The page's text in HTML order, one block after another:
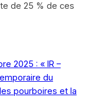
de 25 % de ces
2025 : « IR –
du
pourboires et la